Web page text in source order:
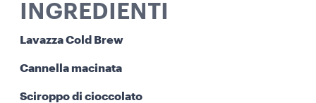
INGREDIENTI
Lavazza Cold Brew
Cannella macinata
Sciroppo di cioccolato